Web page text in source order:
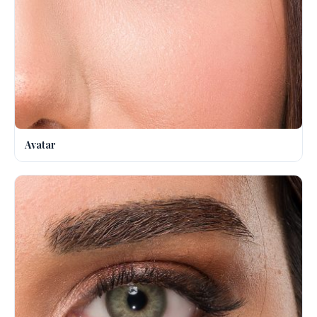
Avatar